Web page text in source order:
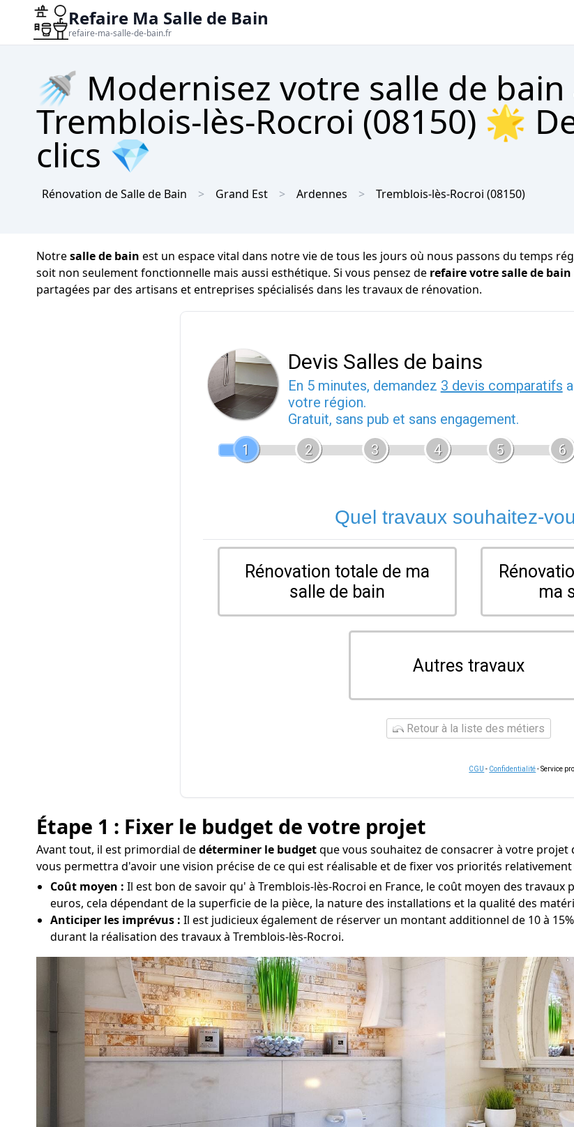
Refaire Ma Salle de Bain
refaire-ma-salle-de-bain.fr
🚿 Modernisez votre salle de bain
Tremblois-lès-Rocroi (08150) 🌟
clics 💎
Rénovation de Salle de Bain Grand Est Ardennes Tremblois-lès-Rocroi (08150)
Notresalle de bain est un espace vital dans notre vie de tous les jours où nous passons du temps
soit non seulement fonctionnelle mais aussi esthétique. Si vous pensez de refaire votre salle de bain
partagées par des artisans et entreprises spécialisés dans les travaux de rénovation.
Devis Salles de bains
En 5 minutes, demandez 3 devis comparatifs
votre région.
Gratuit, sans pub et sans engagement.
1
2 3 4 5 6
Quel travaux souhaitez-
Rénovation totale de ma
salle de bain
ma
Autres travaux
Retour à la liste des métiers
CGU - Confidentialité- Service
Étape 1 : Fixer le budget de votre projet
Avant tout, il est primordial dedéterminer le budgetque vous souhaitez de consacrer à votre
vous permettra d'avoir une vision précise de ce qui est réalisable et de fixer vos priorités
Coût moyen : Il est bon de savoir qu' à Tremblois-lès-Rocroi en France, le coût moyen des
euros, cela dépendant de la superficie de la pièce, la nature des installations et la qualité des
Anticiper les imprévus : Il est judicieux également de réserver un montant additionnel de 10 à
durant la réalisation des travaux à Tremblois-lès-Rocroi.